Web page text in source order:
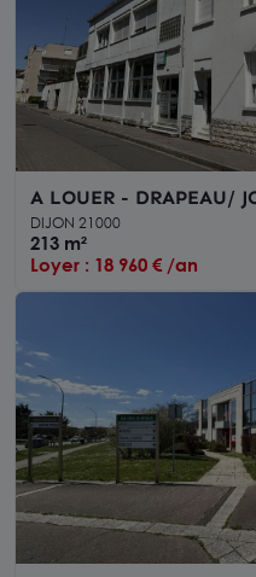
A LOUER - DRAPEAU/
DIJON 21000
213 m²
Loyer : 18 960 € /an